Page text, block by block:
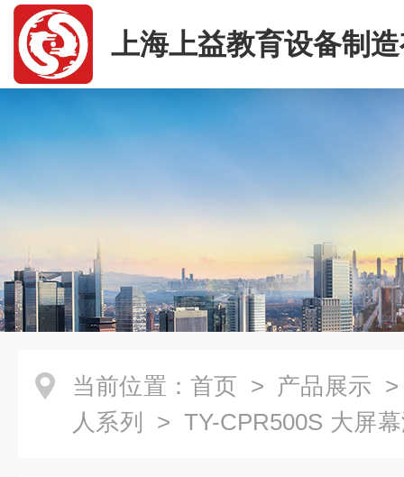
上海上益教育设备制
司
当前位置： 首页 > 产品展示
人系列
> TY-CPR500S 大屏